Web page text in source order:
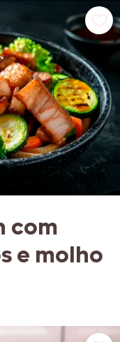
com
e molho